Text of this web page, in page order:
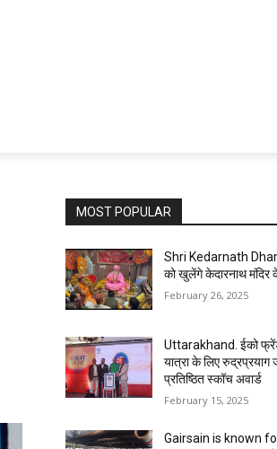
MOST POPULAR
Shri Kedarnath
को खुलेंगे केदारनाथ मंदिर के
February 26, 2025
Uttarakhand. ईको
यात्रा के लिए रुद्रप्रयाग
प्रतिष्ठित स्कॉच अवार्ड
February 15, 2025
Gairsain is known